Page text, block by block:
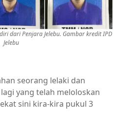
dari Penjara Jelebu. Gambar kredit IPD
Jelebu
seorang lelaki dan
yang telah meloloskan
sini kira-kira pukul 3